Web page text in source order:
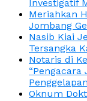
Investigatif
Meriahkan
Jombang
Nasib Kiai
Tersangka
Notaris di
“Pengacara
Oknum